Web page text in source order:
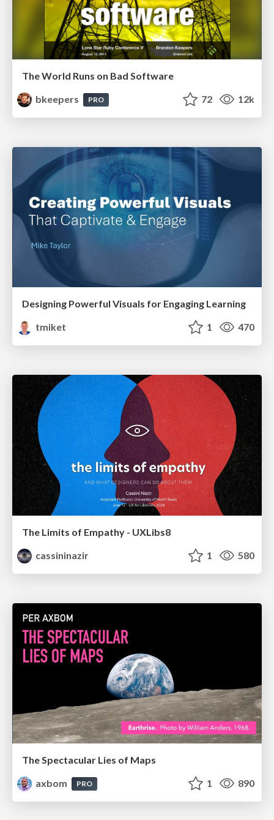
The World Runs on Bad Software
bkeepers
PRO 72 12k
Designing Powerful Visuals for Engaging Learning
tmiket
1 470
The Limits of Empathy - UXLibs8
cassininazir
1 580
The Spectacular Lies of Maps
axbom
PRO 1 890